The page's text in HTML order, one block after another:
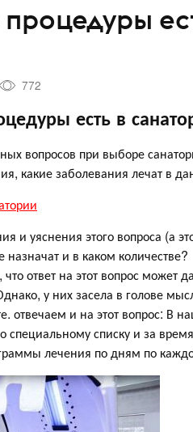
772
есть в
вопросов при выборе
какие заболевания лечат в
и уяснения этого вопроса (а
и в каком количестве?
ответ на этот вопрос может
у них засела в голове
отвечаем и на этот вопрос: В
специальному списку и за
лечения по дням по